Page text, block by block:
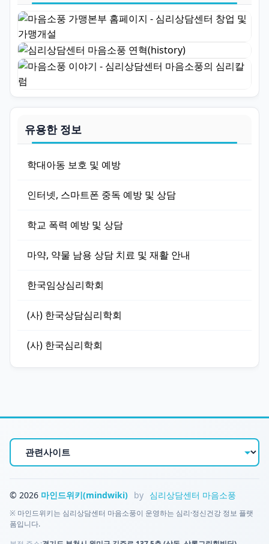
유용한 정보
학대아동 보호 및 예방
인터넷, 스마트폰 중독 예방 및 상담
학교 폭력 예방 및 상담
마약, 약물 남용 상담 치료 및 재활 안내
한국임상심리학회
(사) 한국상담심리학회
(사) 한국심리학회
© 2026 마인드위키(mindwiki) by 심리상담센터 마음소풍
※ 마인드위키는 심리상담센터 마음소풍이 운영하는 심리·정신건강 정보 플랫
폼입니다.